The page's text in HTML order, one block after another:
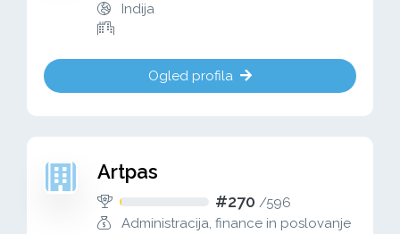
Indija
Ogled profila
Artpas
#270 /596
Administracija, finance in poslovanje